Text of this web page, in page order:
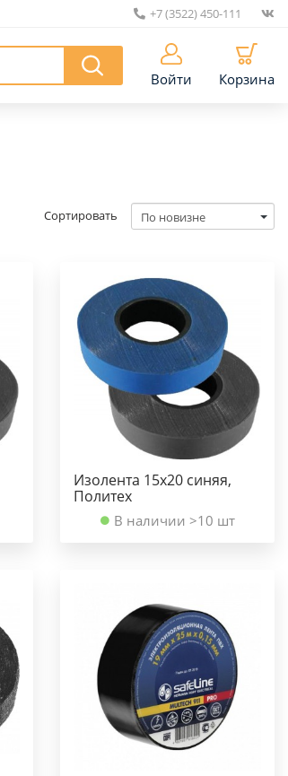
+7 (3522) 450-111
Войти Корзина
Сортировать
Изолента 15х20 синяя,
Политех
В наличии >10 шт